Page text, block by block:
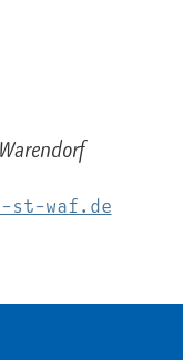
st-waf.de